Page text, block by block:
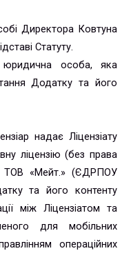
Директора Ковтуна
Статуту.
особа, яка
Додатку та його
надає Ліцензіату
ліцензію (без права
ТОВ «Мейт.» (ЄДРПОУ
та його контенту
між Ліцензіатом та
для мобільних
операційних